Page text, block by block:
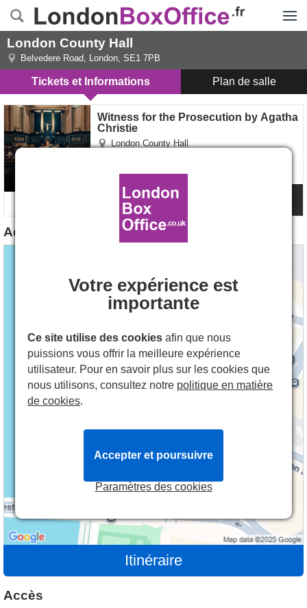
London County Hall
Belvedere Road, London, SE1 7PB
Tickets et Informations Plan de salle
Witness for the Prosecution by Agatha
Christie
London County Hall
Placesà partir de22.49€
Plus D'infos
Witness for the Prosecution by Agatha Christie, Londres
Adresse du London County Hall
Itinéraire
Accès
Votre expérience est
importante
Ce site utilise des cookies afin que nous
puissions vous offrir la meilleure expérience
utilisateur. Pour en savoir plus sur les cookies que
nous utilisons, consultez notre politique en matière
de cookies.
Paramètres des cookies
Accepter et poursuivre